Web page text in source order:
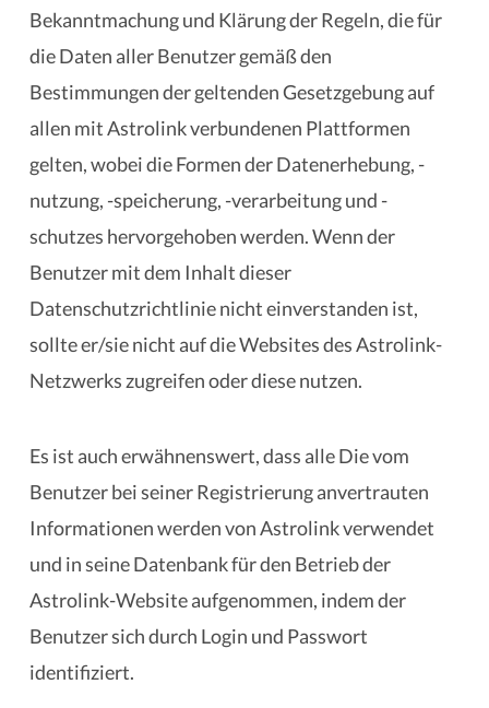
Bekanntmachung und Klärung der Regeln, die für
die Daten aller Benutzer gemäß den
Bestimmungen der geltenden Gesetzgebung auf
allen mit Astrolink verbundenen Plattformen
gelten, wobei die Formen der Datenerhebung, -
nutzung, -speicherung, -verarbeitung und -
schutzes hervorgehoben werden. Wenn der
Benutzer mit dem Inhalt dieser
Datenschutzrichtlinie nicht einverstanden ist,
sollte er/sie nicht auf die Websites des Astrolink-
Netzwerks zugreifen oder diese nutzen.
Es ist auch erwähnenswert, dass alle Die vom
Benutzer bei seiner Registrierung anvertrauten
Informationen werden von Astrolink verwendet
und in seine Datenbank für den Betrieb der
Astrolink-Website aufgenommen, indem der
Benutzer sich durch Login und Passwort
identifiziert.